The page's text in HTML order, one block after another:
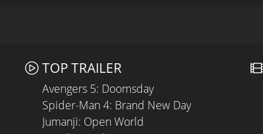
TOP TRAILER
Avengers 5: Doomsday
Spider-Man 4: Brand New Day
Jumanji: Open World